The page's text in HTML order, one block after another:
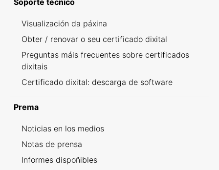
Soporte técnico
Visualización da páxina
Obter / renovar o seu certificado dixital
Preguntas máis frecuentes sobre certificados
dixitais
Certificado dixital: descarga de software
Prema
Noticias en los medios
Notas de prensa
Informes dispoñibles